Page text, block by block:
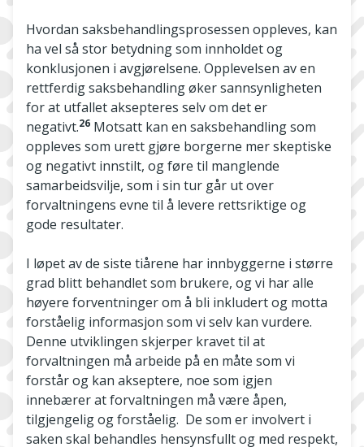
Hvordan saksbehandlingsprosessen oppleves, kan
ha vel så stor betydning som innholdet og
konklusjonen i avgjørelsene. Opplevelsen av en
rettferdig saksbehandling øker sannsynligheten
for at utfallet aksepteres selv om det er
negativt.26 Motsatt kan en saksbehandling som
oppleves som urett gjøre borgerne mer skeptiske
og negativt innstilt, og føre til manglende
samarbeidsvilje, som i sin tur går ut over
forvaltningens evne til å levere rettsriktige og
gode resultater.
I løpet av de siste tiårene har innbyggerne i større
grad blitt behandlet som brukere, og vi har alle
høyere forventninger om å bli inkludert og motta
forståelig informasjon som vi selv kan vurdere.
Denne utviklingen skjerper kravet til at
forvaltningen må arbeide på en måte som vi
forstår og kan akseptere, noe som igjen
innebærer at forvaltningen må være åpen,
tilgjengelig og forståelig. De som er involvert i
saken skal behandles hensynsfullt og med respekt,